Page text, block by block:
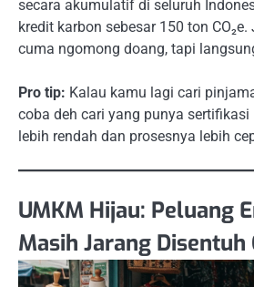
secara akumulatif di seluruh
kredit karbon sebesar 150 ton
cuma ngomong doang, tapi
Pro tip: Kalau kamu lagi cari
coba deh cari yang punya
lebih rendah dan prosesnya lebih
UMKM Hijau: Peluang
Masih Jarang Disentuh